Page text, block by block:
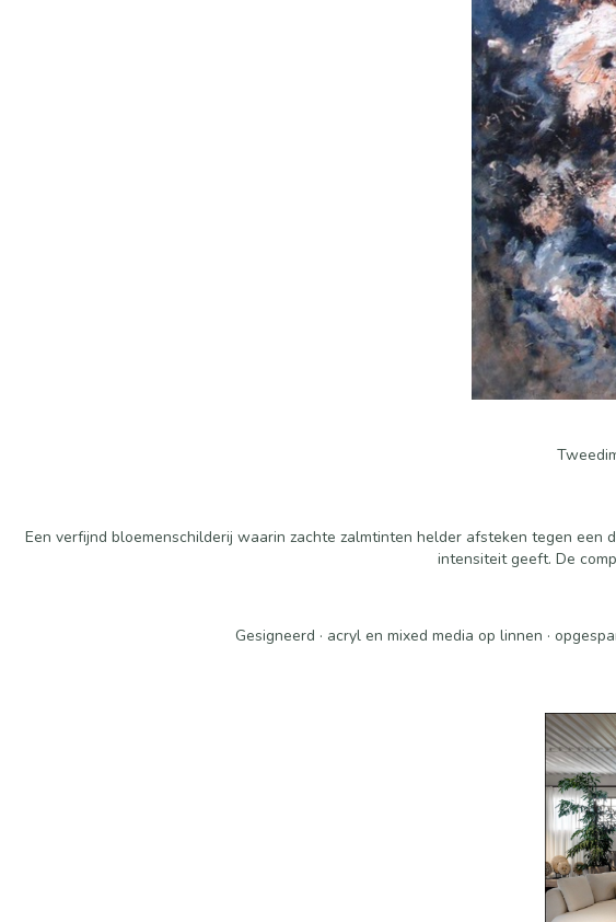
Een verfijnd bloemenschilderij waarin zachte zalmtinten helder afsteken tegen
intensiteit geeft. De
Gesigneerd · acryl en mixed media op linnen ·